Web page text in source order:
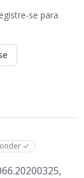
se para
✓